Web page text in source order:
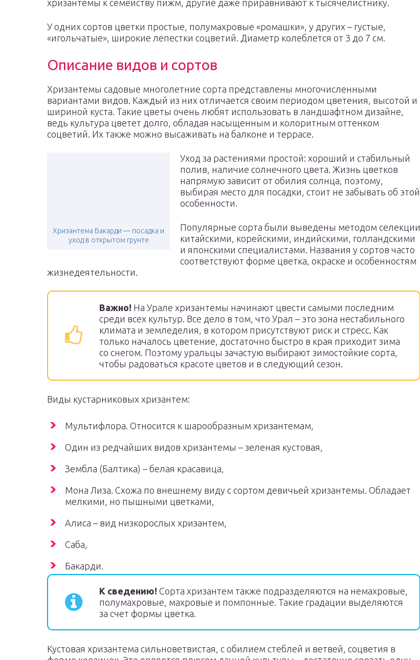
хризантемы к семейству пижм, другие даже приравнивают к тысячелистнику.
У одних сортов цветки простые, полумахровые «ромашки», у других – густые,
«игольчатые», широкие лепестки соцветий. Диаметр колеблется от 3 до 7 см.
Описание видов и сортов
Хризантемы садовые многолетние сорта представлены многочисленными
вариантами видов. Каждый из них отличается своим периодом цветения, высотой и
шириной куста. Такие цветы очень любят использовать в ландшафтном дизайне,
ведь культура цветет долго, обладая насыщенным и колоритным оттенком
соцветий. Их также можно высаживать на балконе и террасе.
Хризантема Бакарди — посадка и
уход в открытом грунте
Уход за растениями простой: хороший и стабильный
полив, наличие солнечного цвета. Жизнь цветков
напрямую зависит от обилия солнца, поэтому,
выбирая место для посадки, стоит не забывать об этой
особенности.
Популярные сорта были выведены методом селекции
китайскими, корейскими, индийскими, голландскими
и японскими специалистами. Названия у сортов часто
соответствуют форме цветка, окраске и особенностям
жизнедеятельности.
Важно! На Урале хризантемы начинают цвести самыми последним
среди всех культур. Все дело в том, что Урал – это зона нестабильного
климата и земледелия, в котором присутствуют риск и стресс. Как
только началось цветение, достаточно быстро в края приходит зима
со снегом. Поэтому уральцы зачастую выбирают зимостойкие сорта,
чтобы радоваться красоте цветов и в следующий сезон.
Виды кустарниковых хризантем:
Мультифлора. Относится к шарообразным хризантемам,
Один из редчайших видов хризантемы – зеленая кустовая,
Зембла (Балтика) – белая красавица,
Мона Лиза. Схожа по внешнему виду с сортом девичьей хризантемы. Обладает
мелкими, но пышными цветками,
Алиса – вид низкорослых хризантем,
Саба,
Бакарди.
К сведению! Сорта хризантем также подразделяются на немахровые,
полумахровые, махровые и помпонные. Такие градации выделяются
за счет формы цветка.
Кустовая хризантема сильноветвистая, с обилием стеблей и ветвей, соцветия в